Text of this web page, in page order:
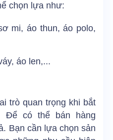
chọn lựa như:
mi, áo thun, áo polo,
áo len,...
trò quan trọng khi bắt
Để có thể bán hàng
Bạn cần lựa chọn sản